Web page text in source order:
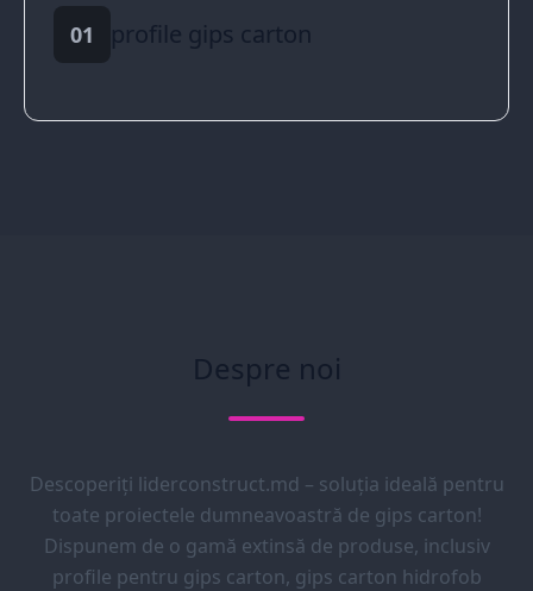
01 profile gips carton
Despre noi
Descoperiți liderconstruct.md – soluția ideală pentru
toate proiectele dumneavoastră de gips carton!
Dispunem de o gamă extinsă de produse, inclusiv
profile pentru gips carton, gips carton hidrofob